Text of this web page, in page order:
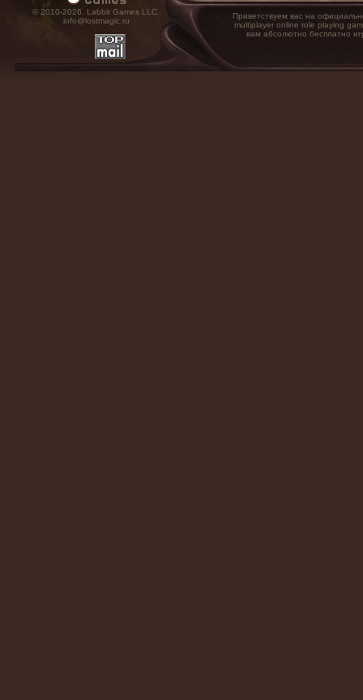
© 2010-2026. Labbit Games LLC.
info@lostmagic.ru
Приветствуем вас на
multiplayer online role playing
вам абсолютно бесплатно